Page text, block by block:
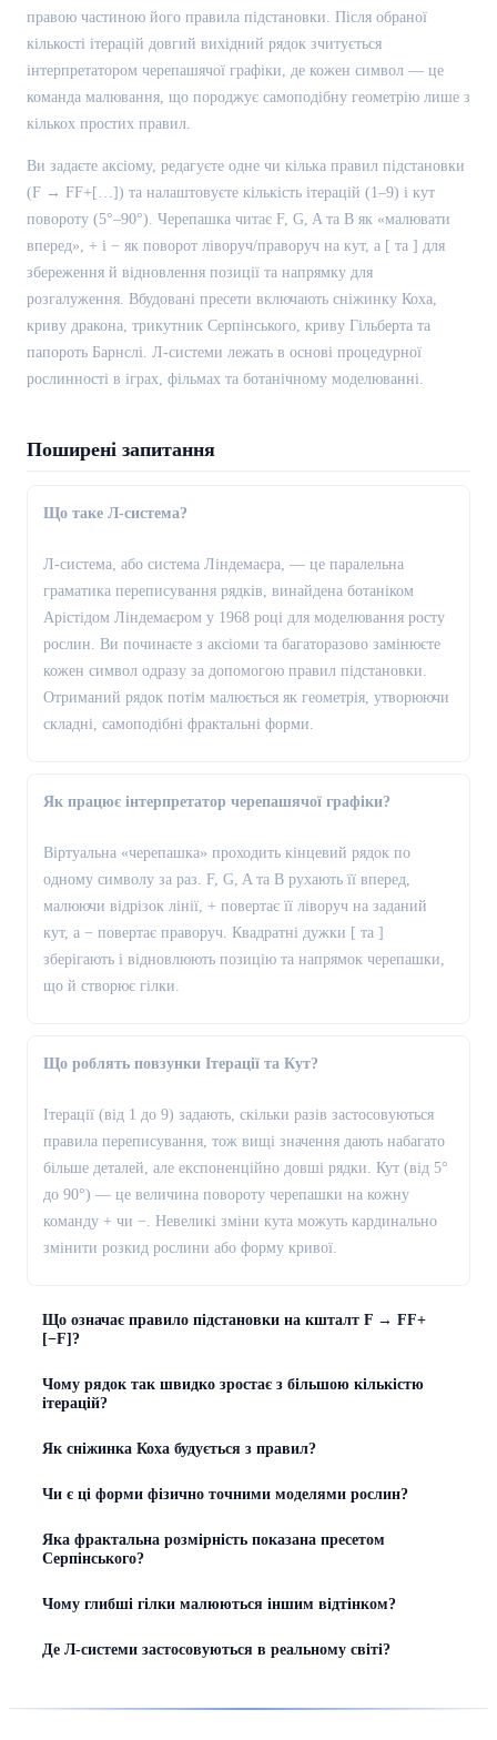
правою частиною його правила підстановки. Після обраної
кількості ітерацій довгий вихідний рядок зчитується
інтерпретатором черепашячої графіки, де кожен символ — це
команда малювання, що породжує самоподібну геометрію лише з
кількох простих правил.
Ви задаєте аксіому, редагуєте одне чи кілька правил підстановки
(F → FF+[…]) та налаштовуєте кількість ітерацій (1–9) і кут
повороту (5°–90°). Черепашка читає F, G, A та B як «малювати
вперед», + і − як поворот ліворуч/праворуч на кут, а [ та ] для
збереження й відновлення позиції та напрямку для
розгалуження. Вбудовані пресети включають сніжинку Коха,
криву дракона, трикутник Серпінського, криву Гільберта та
папороть Барнслі. Л-системи лежать в основі процедурної
рослинності в іграх, фільмах та ботанічному моделюванні.
Поширені запитання
Що таке Л-система?
Л-система, або система Ліндемаєра, — це паралельна
граматика переписування рядків, винайдена ботаніком
Арістідом Ліндемаєром у 1968 році для моделювання росту
рослин. Ви починаєте з аксіоми та багаторазово замінюєте
кожен символ одразу за допомогою правил підстановки.
Отриманий рядок потім малюється як геометрія, утворюючи
складні, самоподібні фрактальні форми.
Як працює інтерпретатор черепашячої графіки?
Віртуальна «черепашка» проходить кінцевий рядок по
одному символу за раз. F, G, A та B рухають її вперед,
малюючи відрізок лінії, + повертає її ліворуч на заданий
кут, а − повертає праворуч. Квадратні дужки [ та ]
зберігають і відновлюють позицію та напрямок черепашки,
що й створює гілки.
Що роблять повзунки Ітерації та Кут?
Ітерації (від 1 до 9) задають, скільки разів застосовуються
правила переписування, тож вищі значення дають набагато
більше деталей, але експоненційно довші рядки. Кут (від 5°
до 90°) — це величина повороту черепашки на кожну
команду + чи −. Невеликі зміни кута можуть кардинально
змінити розкид рослини або форму кривої.
Що означає правило підстановки на кшталт F → FF+
[−F]?
Чому рядок так швидко зростає з більшою кількістю
ітерацій?
Як сніжинка Коха будується з правил?
Чи є ці форми фізично точними моделями рослин?
Яка фрактальна розмірність показана пресетом
Серпінського?
Чому глибші гілки малюються іншим відтінком?
Де Л-системи застосовуються в реальному світі?